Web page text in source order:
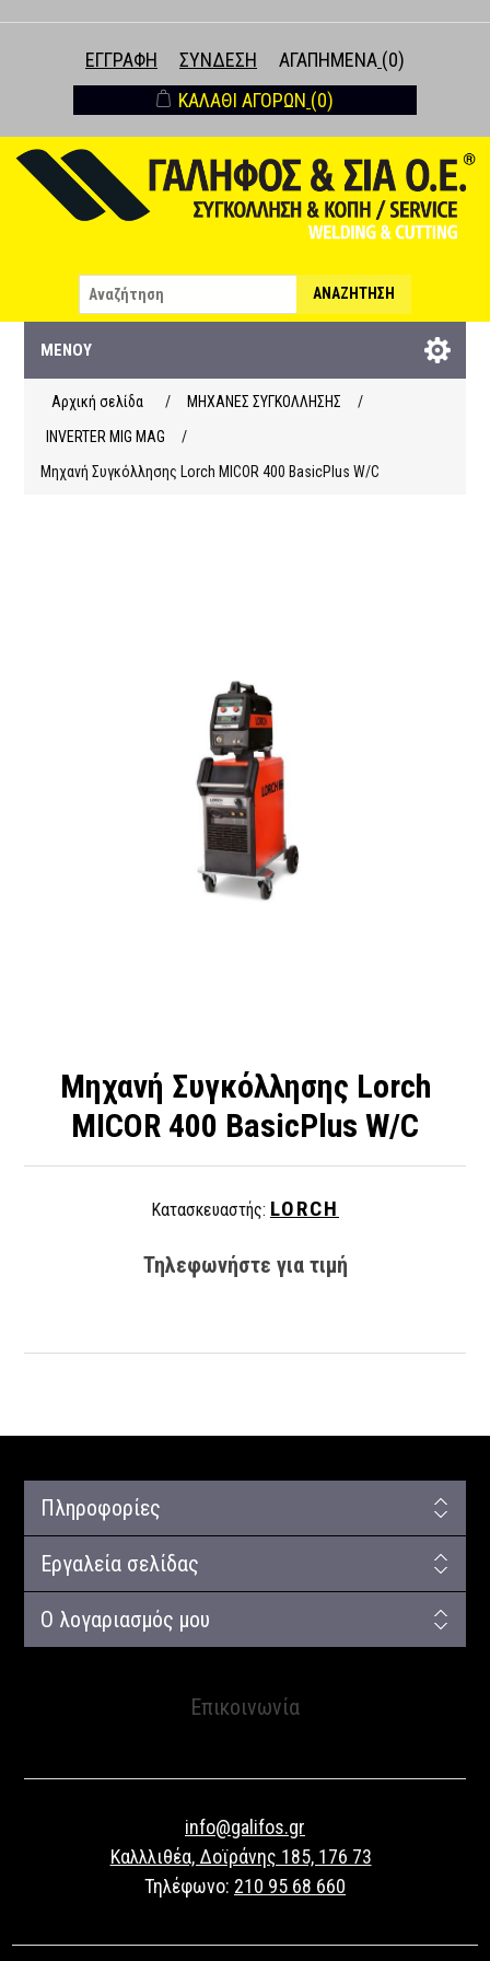
ΕΓΓΡΑΦΉ ΣΎΝΔΕΣΗ ΑΓΑΠΗΜΈΝΑ (0)
ΚΑΛΆΘΙ ΑΓΟΡΏΝ (0)
ΑΝΑΖΉΤΗΣΗ
ΜΕΝΟΎ
Αρχική σελίδα / ΜΗΧΑΝΕΣ ΣΥΓΚΟΛΛΗΣΗΣ
/
INVERTER MIG MAG
/
Μηχανή Συγκόλλησης Lorch MICOR 400 BasicPlus W/C
Μηχανή Συγκόλλησης Lorch
MICOR 400 BasicPlus W/C
Κατασκευαστής: LORCH
Τηλεφωνήστε για τιμή
Πληροφορίες
Εργαλεία σελίδας
Ο λογαριασμός μου
Επικοινωνία
info@galifos.gr
Καλλλιθέα, Δοϊράνης 185, 176 73
Τηλέφωνο: 210 95 68 660